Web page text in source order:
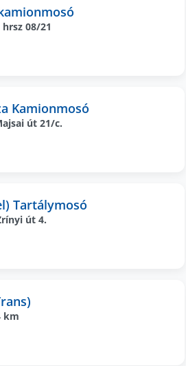
hrsz 08/21
Kamionmosó
út 21/c.
Tartálymosó
út 4.
km